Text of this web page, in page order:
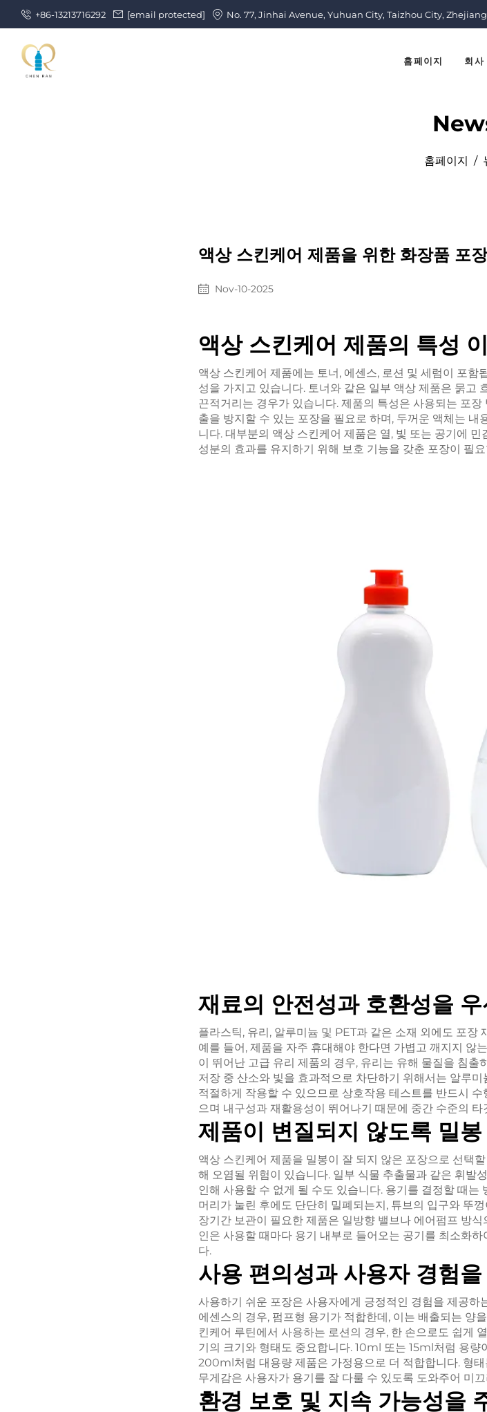
+86-13213716292 [email protected] No. 77, Jinhai Avenue, Yuhuan City, Taizhou City,
홈페이지 회사
홈페이지 /
액상 스킨케어 제품을 위한 화장품 포
Nov-10-2025
액상 스킨케어 제품의 특성
액상 스킨케어 제품에는 토너, 에센스, 로션 및 세럼이 포
성을 가지고 있습니다. 토너와 같은 일부 액상 제품은 묽고
끈적거리는 경우가 있습니다. 제품의 특성은 사용되는 포
출을 방지할 수 있는 포장을 필요로 하며, 두꺼운 액체는
니다. 대부분의 액상 스킨케어 제품은 열, 빛 또는 공기에
성분의 효과를 유지하기 위해 보호 기능을 갖춘 포장이 필
재료의 안전성과 호환성을
플라스틱, 유리, 알루미늄 및 PET과 같은 소재 외에도 포
예를 들어, 제품을 자주 휴대해야 한다면 가볍고 깨지지 않
이 뛰어난 고급 유리 제품의 경우, 유리는 유해 물질을 침
저장 중 산소와 빛을 효과적으로 차단하기 위해서는 알루
적절하게 작용할 수 있으므로 상호작용 테스트를 반드시
으며 내구성과 재활용성이 뛰어나기 때문에 중간 수준의
제품이 변질되지 않도록 밀
액상 스킨케어 제품을 밀봉이 잘 되지 않은 포장으로 선택
해 오염될 위험이 있습니다. 일부 식물 추출물과 같은 휘발
인해 사용할 수 없게 될 수도 있습니다. 용기를 결정할 때
머리가 눌린 후에도 단단히 밀폐되는지, 튜브의 입구와 뚜
장기간 보관이 필요한 제품은 일방향 밸브나 에어펌프 방
인은 사용할 때마다 용기 내부로 들어오는 공기를 최소화
다.
사용 편의성과 사용자 경험
사용하기 쉬운 포장은 사용자에게 긍정적인 경험을 제공
에센스의 경우, 펌프형 용기가 적합한데, 이는 배출되는 양
킨케어 루틴에서 사용하는 로션의 경우, 한 손으로도 쉽게
기의 크기와 형태도 중요합니다. 10ml 또는 15ml처럼 용
200ml처럼 대용량 제품은 가정용으로 더 적합합니다. 형
무게감은 사용자가 용기를 잘 다룰 수 있도록 도와주어 미
환경 보호 및 지속 가능성을